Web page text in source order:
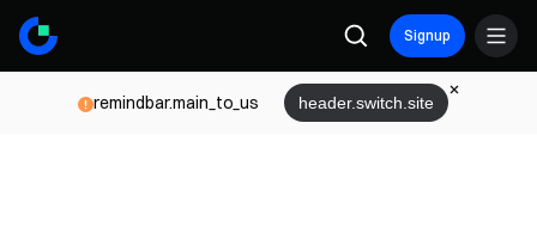
Signup
remindbar.main_to_us header.switch.site